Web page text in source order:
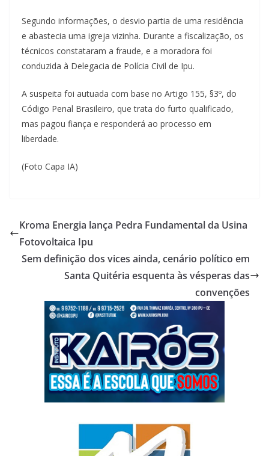
Segundo informações, o desvio partia de uma residência
e abastecia uma igreja vizinha. Durante a fiscalização, os
técnicos constataram a fraude, e a moradora foi
conduzida à Delegacia de Polícia Civil de Ipu.
A suspeita foi autuada com base no Artigo 155, §3º, do
Código Penal Brasileiro, que trata do furto qualificado,
mas pagou fiança e responderá ao processo em
liberdade.
(Foto Capa IA)
Kroma Energia lança Pedra Fundamental da Usina
Fotovoltaica Ipu
Sem definição dos vices ainda, cenário político em
Santa Quitéria esquenta às vésperas das
convenções